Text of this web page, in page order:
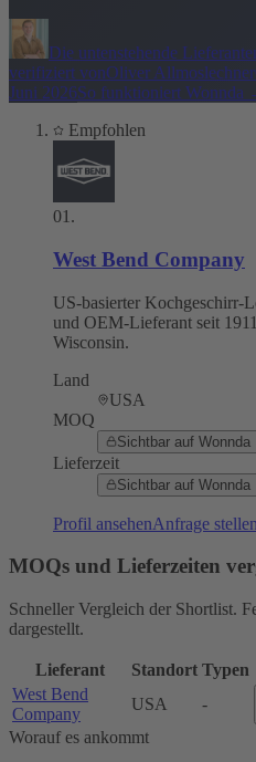
Die untenstehende
verifiziert vonOliver Allmoslechner
Juni 2026So funktioniert Wonnda
Empfohlen
01 .
West Bend Company
US-basierter Kochgeschirr-
und OEM-Lieferant seit
Wisconsin.
Land
USA
MOQ
Sichtbar auf Wonnda
Lieferzeit
Sichtbar auf Wonnda
Profil ansehenAnfrage stellen
MOQs und Lieferzeiten
Schneller Vergleich der Shortlist.
dargestellt.
Lieferant Standort Typen
West Bend
Company
USA -
Worauf es ankommt